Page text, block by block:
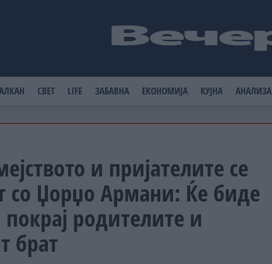
СВЕТ LIFE ЗАБАВНА ЕКОНОМИЈА КУЈНА АНАЛИЗА
и пријателите се
со Џорџо Армани: Ќе биде
родителите и
брат